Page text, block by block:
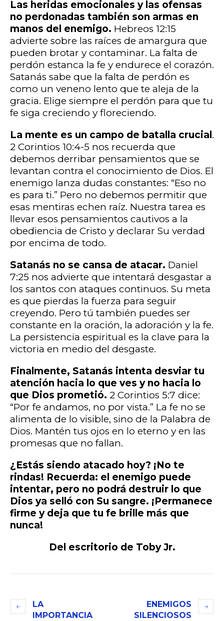
Las heridas emocionales y las ofensas
no perdonadas también son armas en
manos del enemigo. Hebreos 12:15
advierte sobre las raíces de amargura que
pueden brotar y contaminar. La falta de
perdón estanca la fe y endurece el corazón.
Satanás sabe que la falta de perdón es
como un veneno lento que te aleja de la
gracia. Elige siempre el perdón para que tu
fe siga creciendo y floreciendo.
La mente es un campo de batalla crucial .
2 Corintios 10:4-5 nos recuerda que
debemos derribar pensamientos que se
levantan contra el conocimiento de Dios. El
enemigo lanza dudas constantes: “Eso no
es para ti.” Pero no debemos permitir que
esas mentiras echen raíz. Nuestra tarea es
llevar esos pensamientos cautivos a la
obediencia de Cristo y declarar Su verdad
por encima de todo.
Satanás no se cansa de atacar. Daniel
7:25 nos advierte que intentará desgastar a
los santos con ataques continuos. Su meta
es que pierdas la fuerza para seguir
creyendo. Pero tú también puedes ser
constante en la oración, la adoración y la fe.
La persistencia espiritual es la clave para la
victoria en medio del desgaste.
Finalmente, Satanás intenta desviar tu
atención hacia lo que ves y no hacia lo
que Dios prometió. 2 Corintios 5:7 dice:
“Por fe andamos, no por vista.” La fe no se
alimenta de lo visible, sino de la Palabra de
Dios. Mantén tus ojos en lo eterno y en las
promesas que no fallan.
¿Estás siendo atacado hoy? ¡No te
rindas! Recuerda: el enemigo puede
intentar, pero no podrá destruir lo que
Dios ya selló con Su sangre. ¡Permanece
firme y deja que tu fe brille más que
nunca!
Del escritorio de Toby Jr.
LA
IMPORTANCIA
ENEMIGOS
SILENCIOSOS